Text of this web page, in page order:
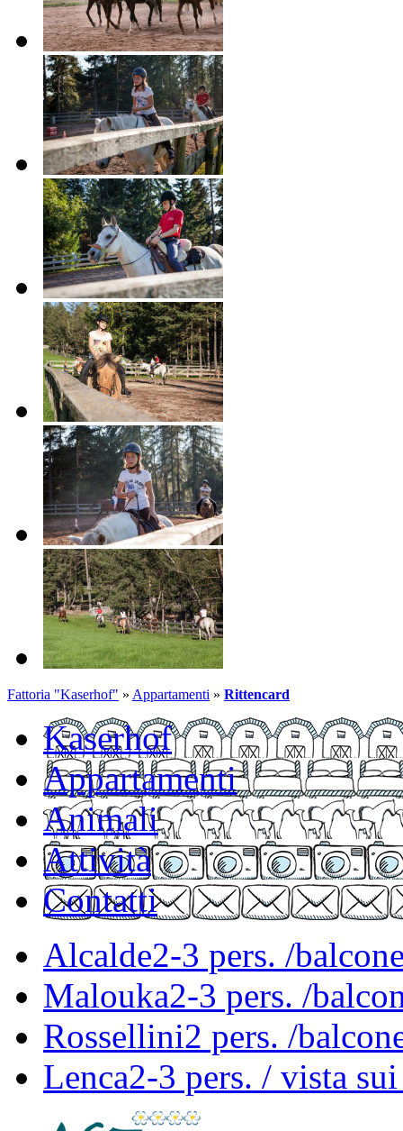
Fattoria "Kaserhof" » Appartamenti » Rittencard
Kaserhof
Appartamenti
Animali
Attività
Contatti
Alcalde2-3 pers. /
Malouka2-3 pers. /
Rossellini2 pers. /
Lenca2-3 pers. / vista